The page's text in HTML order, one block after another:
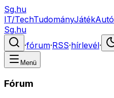
Sg.hu
IT/TechTudományJátékAutó
Sg.hu
·fórum·RSS·hírlevél·
Menü
Fórum